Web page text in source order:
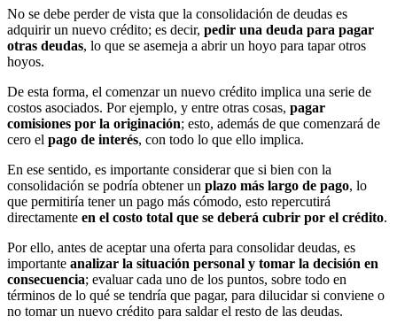
No se debe perder de vista que la consolidación de deudas es
adquirir un nuevo crédito; es decir, pedir una deuda para pagar
otras deudas, lo que se asemeja a abrir un hoyo para tapar otros
hoyos.
De esta forma, el comenzar un nuevo crédito implica una serie de
costos asociados. Por ejemplo, y entre otras cosas, pagar
comisiones por la originación; esto, además de que comenzará de
cero el pago de interés, con todo lo que ello implica.
En ese sentido, es importante considerar que si bien con la
consolidación se podría obtener un plazo más largo de pago, lo
que permitiría tener un pago más cómodo, esto repercutirá
directamente en el costo total que se deberá cubrir por el crédito.
Por ello, antes de aceptar una oferta para consolidar deudas, es
importante analizar la situación personal y tomar la decisión en
consecuencia; evaluar cada uno de los puntos, sobre todo en
términos de lo qué se tendría que pagar, para dilucidar si conviene o
no tomar un nuevo crédito para saldar el resto de las deudas.